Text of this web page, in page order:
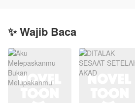
✨ Wajib Baca